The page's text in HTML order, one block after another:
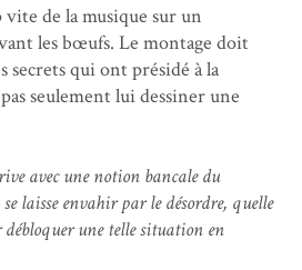
de la musique sur un
les bœufs. Le montage doit
secrets qui ont présidé à la
seulement lui dessiner une
avec une notion bancale du
laisse envahir par le désordre, quelle
débloquer une telle situation en